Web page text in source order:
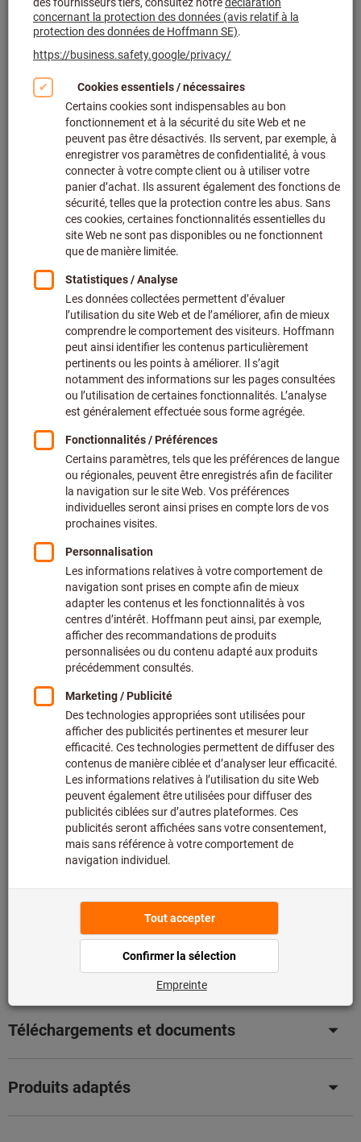
Pulvérisateur sous pression avec 2 gicleurs
différents, Type: 2
083515 2
Cliquer pour agrandir l’image
Prix par 1 Unité
+ TVA en vigueurPrix et frais de livraison
Eco-participation 0,53 €
Prix personnalisés pour les clients professionnels après
connexion.
Ajouter au panier
Non disponible
Ajouter à la liste de favoris
Description
Téléchargements et documents
Produits adaptés